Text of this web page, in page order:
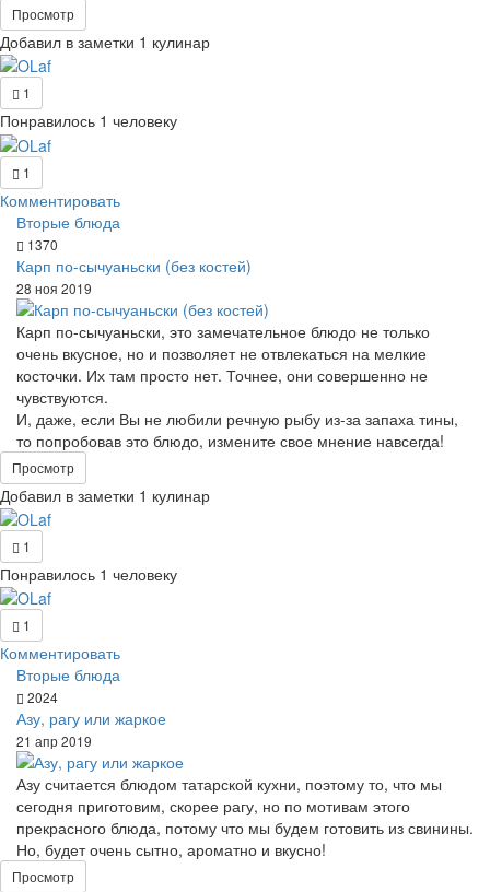
Просмотр
Добавил в заметки 1 кулинар
1
Понравилось 1 человеку
1
Комментировать
Вторые блюда
1370
Карп по-сычуаньски (без костей)
28 ноя 2019
Карп по-сычуаньски, это замечательное блюдо не только
очень вкусное, но и позволяет не отвлекаться на мелкие
косточки. Их там просто нет. Точнее, они совершенно не
чувствуются.
И, даже, если Вы не любили речную рыбу из-за запаха тины,
то попробовав это блюдо, измените свое мнение навсегда!
Просмотр
Добавил в заметки 1 кулинар
1
Понравилось 1 человеку
1
Комментировать
Вторые блюда
2024
Азу, рагу или жаркое
21 апр 2019
Азу считается блюдом татарской кухни, поэтому то, что мы
сегодня приготовим, скорее рагу, но по мотивам этого
прекрасного блюда, потому что мы будем готовить из свинины.
Но, будет очень сытно, ароматно и вкусно!
Просмотр